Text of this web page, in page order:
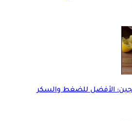
الأفضل للضغط والسكر